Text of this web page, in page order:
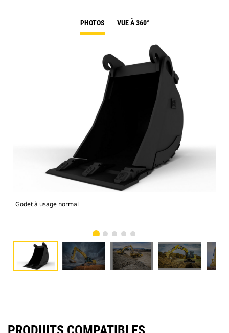
PHOTOS VUE À 360°
Godet à usage normal